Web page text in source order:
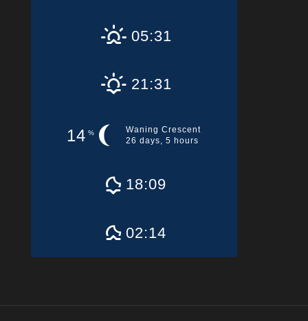
05:31
21:31
14 %
Waning Crescent
26 days, 5 hours
18:09
02:14